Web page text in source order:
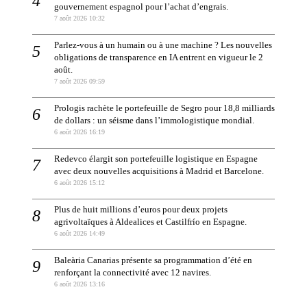
gouvernement espagnol pour l’achat d’engrais.
7 août 2026 10:32
Parlez-vous à un humain ou à une machine ? Les nouvelles
obligations de transparence en IA entrent en vigueur le 2
août.
7 août 2026 09:59
Prologis rachète le portefeuille de Segro pour 18,8 milliards
de dollars : un séisme dans l’immologistique mondial.
6 août 2026 16:19
Redevco élargit son portefeuille logistique en Espagne
avec deux nouvelles acquisitions à Madrid et Barcelone.
6 août 2026 15:12
Plus de huit millions d’euros pour deux projets
agrivoltaïques à Aldealices et Castilfrío en Espagne.
6 août 2026 14:49
Baleària Canarias présente sa programmation d’été en
renforçant la connectivité avec 12 navires.
6 août 2026 13:16